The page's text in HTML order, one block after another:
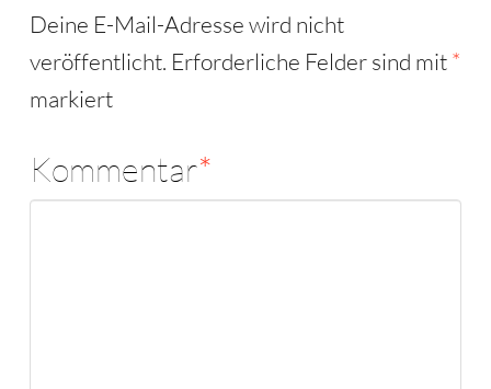
Deine E-Mail-Adresse wird nicht
veröffentlicht. Erforderliche Felder sind mit*
markiert
Kommentar*